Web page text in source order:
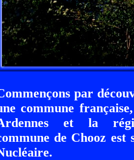
par
commune
et la
de Chooz